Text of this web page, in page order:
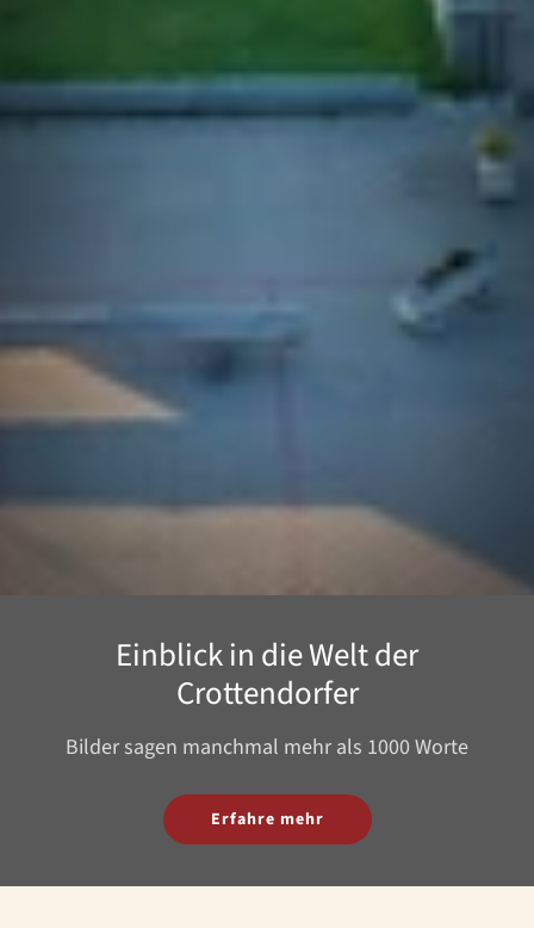
Einblick in die Welt der
Crottendorfer
Bilder sagen manchmal mehr als 1000 Worte
Erfahre mehr